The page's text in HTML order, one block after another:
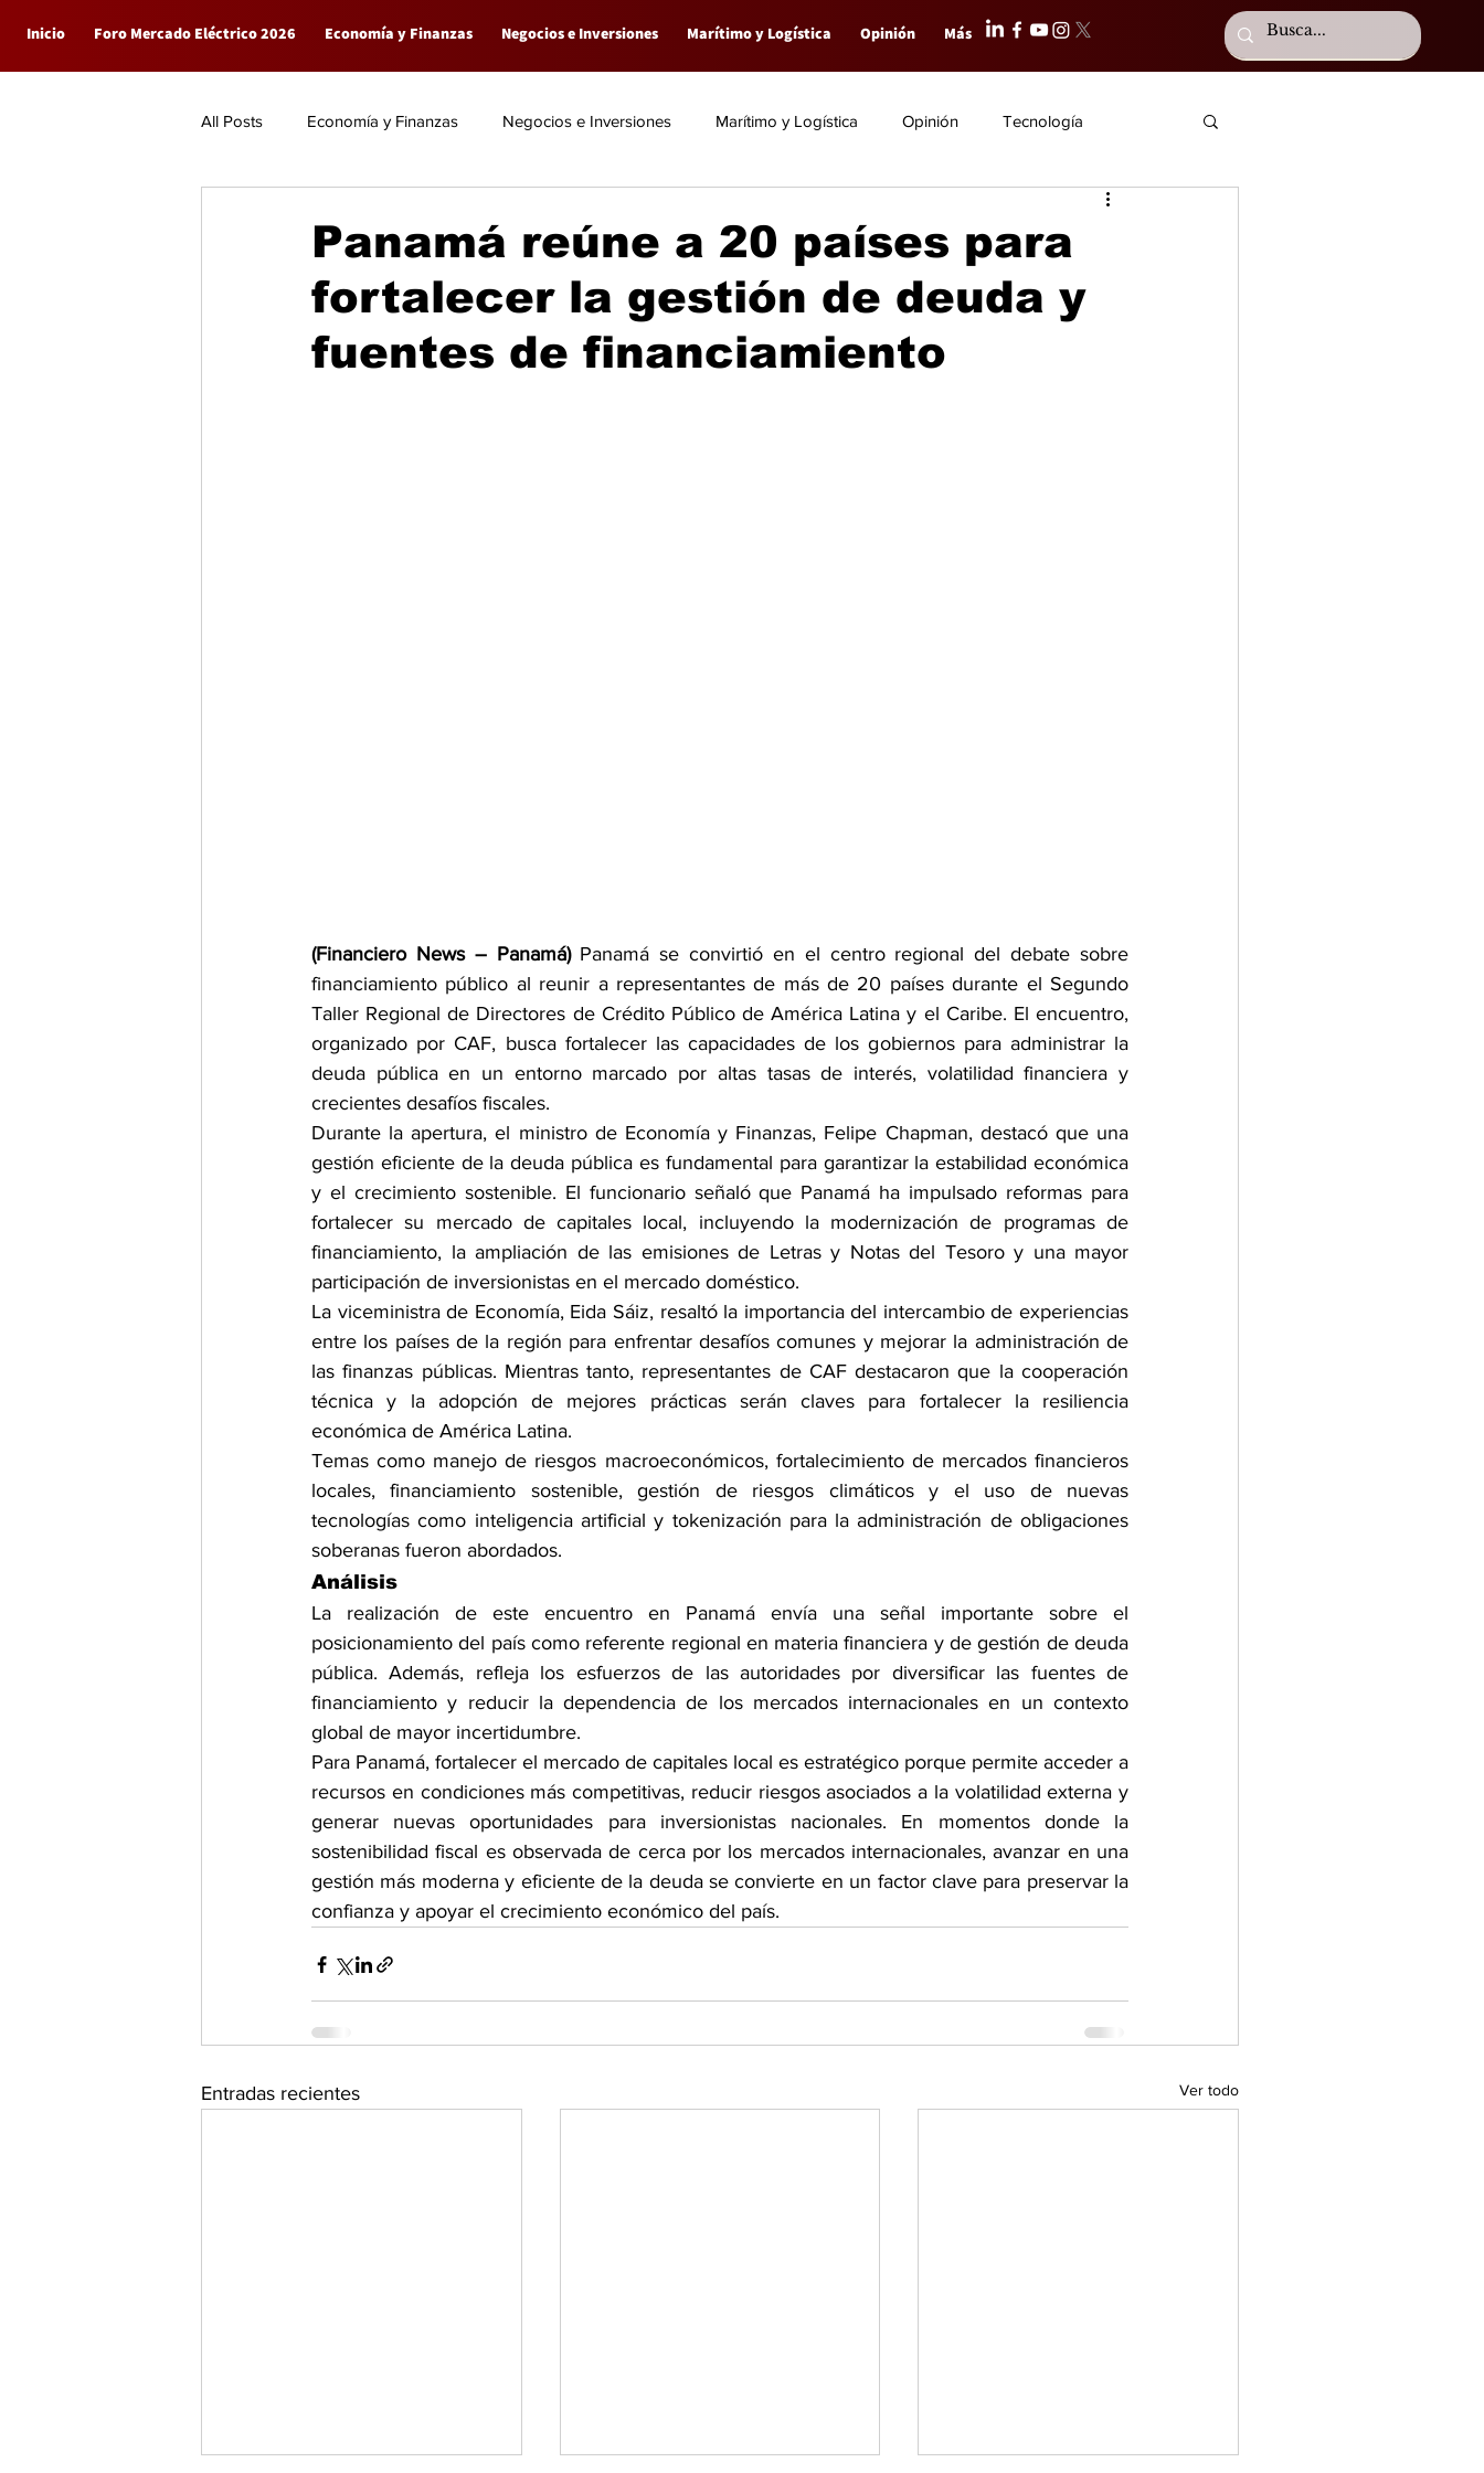
Inicio Foro Mercado Eléctrico 2026 Economía y Finanzas Negocios e Inversiones Marítimo y Logística Opinión Más
All Posts Economía y Finanzas Negocios e Inversiones Marítimo y Logística Opinión Tecnología
Panamá reúne a 20 países para
fortalecer la gestión de deuda y
fuentes de financiamiento
(Financiero News – Panamá) Panamá se convirtió en el centro regional del debate sobre
financiamiento público al reunir a representantes de más de 20 países durante el Segundo
Taller Regional de Directores de Crédito Público de América Latina y el Caribe. El encuentro,
organizado por CAF, busca fortalecer las capacidades de los gobiernos para administrar la
deuda pública en un entorno marcado por altas tasas de interés, volatilidad financiera y
crecientes desafíos fiscales.
Durante la apertura, el ministro de Economía y Finanzas, Felipe Chapman, destacó que una
gestión eficiente de la deuda pública es fundamental para garantizar la estabilidad económica
y el crecimiento sostenible. El funcionario señaló que Panamá ha impulsado reformas para
fortalecer su mercado de capitales local, incluyendo la modernización de programas de
financiamiento, la ampliación de las emisiones de Letras y Notas del Tesoro y una mayor
participación de inversionistas en el mercado doméstico.
La viceministra de Economía, Eida Sáiz, resaltó la importancia del intercambio de experiencias
entre los países de la región para enfrentar desafíos comunes y mejorar la administración de
las finanzas públicas. Mientras tanto, representantes de CAF destacaron que la cooperación
técnica y la adopción de mejores prácticas serán claves para fortalecer la resiliencia
económica de América Latina.
Temas como manejo de riesgos macroeconómicos, fortalecimiento de mercados financieros
locales, financiamiento sostenible, gestión de riesgos climáticos y el uso de nuevas
tecnologías como inteligencia artificial y tokenización para la administración de obligaciones
soberanas fueron abordados.
Análisis
La realización de este encuentro en Panamá envía una señal importante sobre el
posicionamiento del país como referente regional en materia financiera y de gestión de deuda
pública. Además, refleja los esfuerzos de las autoridades por diversificar las fuentes de
financiamiento y reducir la dependencia de los mercados internacionales en un contexto
global de mayor incertidumbre.
Para Panamá, fortalecer el mercado de capitales local es estratégico porque permite acceder a
recursos en condiciones más competitivas, reducir riesgos asociados a la volatilidad externa y
generar nuevas oportunidades para inversionistas nacionales. En momentos donde la
sostenibilidad fiscal es observada de cerca por los mercados internacionales, avanzar en una
gestión más moderna y eficiente de la deuda se convierte en un factor clave para preservar la
confianza y apoyar el crecimiento económico del país.
Entradas recientes Ver todo